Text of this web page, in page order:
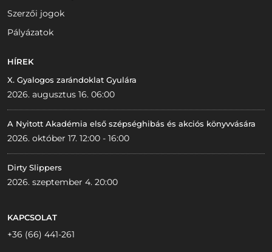
Szerzői jogok
Pályázatok
HÍREK
X. Gyalogos zarándoklat Gyulára
2026. augusztus 16. 06:00
A Nyitott Akadémia első szépséghibás és akciós könyvvására
2026. október 17. 12:00 - 16:00
Dirty Slippers
2026. szeptember 4. 20:00
KAPCSOLAT
+36 (66) 441-261